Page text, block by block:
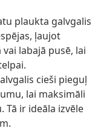
plaukta galvgalis
ļaujot
labajā pusē, lai
cieši pieguļ
lai maksimāli
Tā ir ideāla izvēle